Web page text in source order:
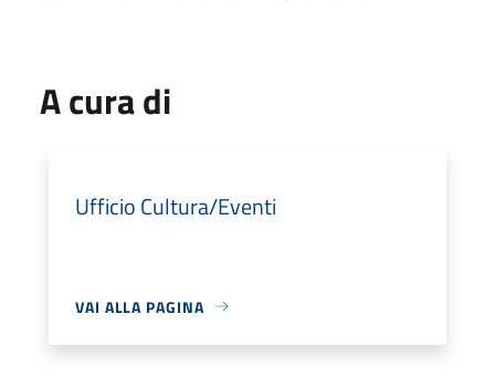
A cura di
Ufficio Cultura/Eventi
VAI ALLA PAGINA